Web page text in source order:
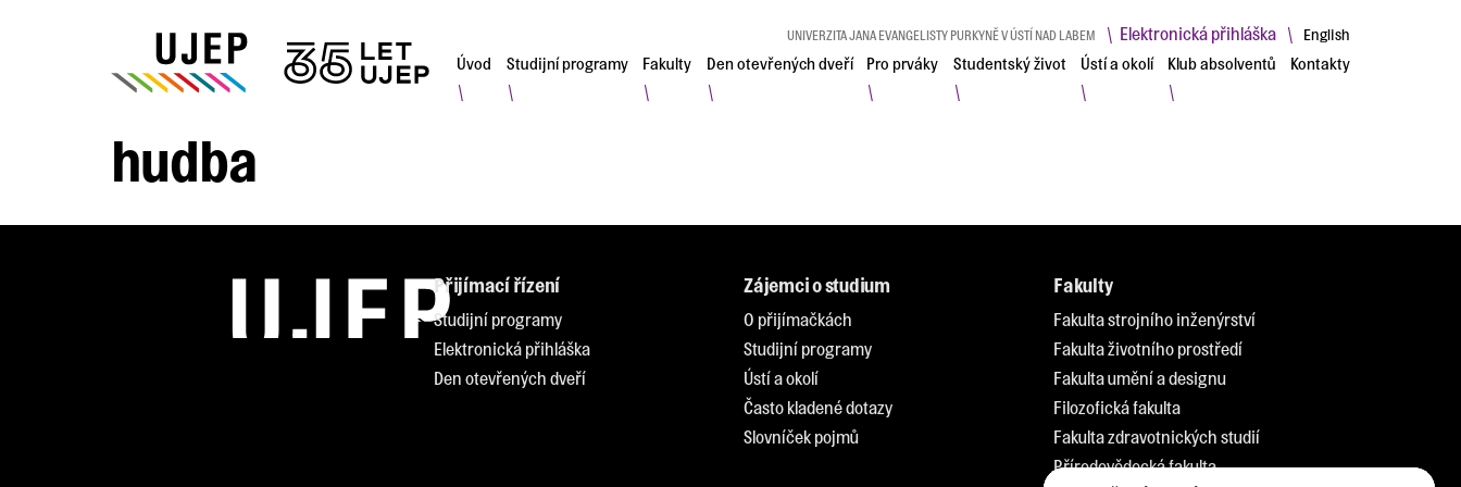
UNIVERZITA JANA EVANGELISTY PURKYNĚ V ÚSTÍ NAD LABEM \ Elektronická přihláška \ English
Úvod
\
Studijní programy
\
Fakulty
\
Den otevřených dveří
\
Pro prváky
\
Studentský život
\
Ústí a okolí
\
Klub absolventů
\
Kontakty
hudba
Přijímací řízení
Studijní programy
Elektronická přihláška
Den otevřených dveří
Zájemci o studium
O přijímačkách
Studijní programy
Ústí a okolí
Často kladené dotazy
Slovníček pojmů
Fakulty
Fakulta strojního inženýrství
Fakulta životního prostředí
Fakulta umění a designu
Filozofická fakulta
Fakulta zdravotnických studií
Přírodovědecká fakulta